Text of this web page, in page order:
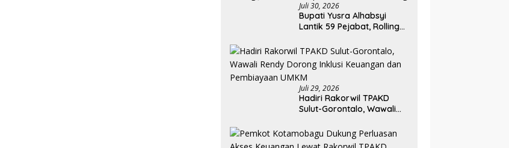
Juli 30, 2026
Bupati Yusra Alhabsyi
Lantik 59 Pejabat, Rolling
Pemkab Bolmong
Juli 29, 2026
Hadiri Rakorwil TPAKD
Sulut-Gorontalo, Wawali
Keuangan dan
Pembiayaan UMKM